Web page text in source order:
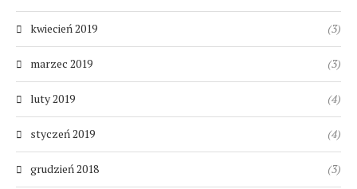
kwiecień 2019 (3)
marzec 2019 (3)
luty 2019 (4)
styczeń 2019 (4)
grudzień 2018 (3)